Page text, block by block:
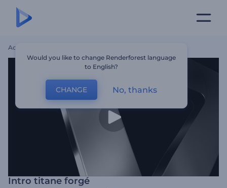
Accueil
Intro titane forgé
Would you like to change Renderforest language
to English?
CHANGE No, thanks